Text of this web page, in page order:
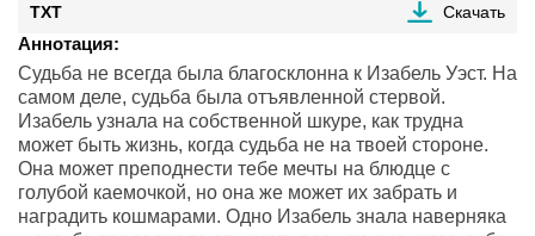
TXT Скачать
Аннотация:
Судьба не всегда была благосклонна к Изабель Уэст. На
самом деле, судьба была отъявленной стервой.
Изабель узнала на собственной шкуре, как трудна
может быть жизнь, когда судьба не на твоей стороне.
Она может преподнести тебе мечты на блюдце с
голубой каемочкой, но она же может их забрать и
наградить кошмарами. Одно Изабель знала наверняка